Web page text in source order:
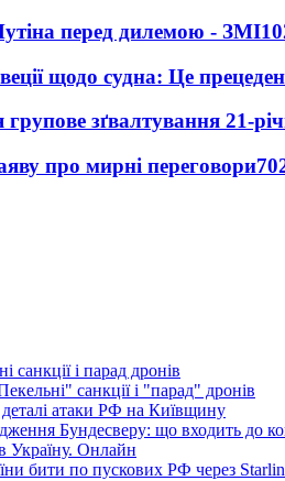
перед дилемою - ЗМІ
щодо судна: Це
зґвалтування 21-
про мирні переговори
санкції і "парад" дронів
атаки РФ на Київщину
Бундесверу: що входить до
Україну. Онлайн
бити по пускових РФ через